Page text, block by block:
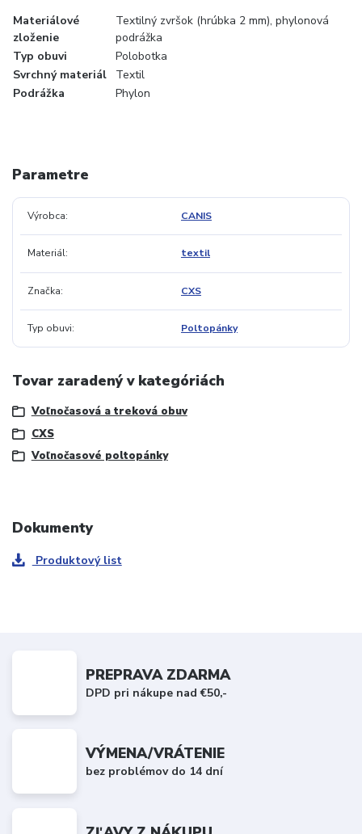
Materiálové
zloženie
Textilný zvršok (hrúbka 2 mm), phylonová
podrážka
Typ obuvi
Polobotka
Svrchný materiál
Textil
Podrážka
Phylon
Parametre
Výrobca CANIS
Materiál textil
Značka CXS
Typ obuvi Poltopánky
Tovar zaradený v kategóriách
Voľnočasová a treková obuv
CXS
Voľnočasové poltopánky
Dokumenty
Produktový list
PREPRAVA ZDARMA
DPD pri nákupe nad €50,-
VÝMENA/VRÁTENIE
bez problémov do 14 dní